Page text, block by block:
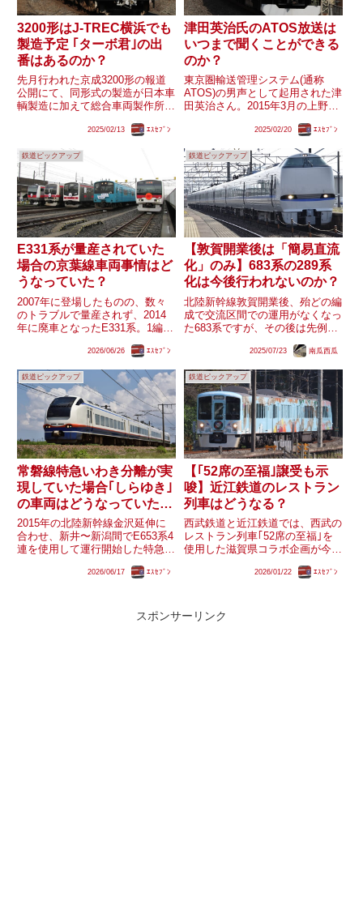
3200形はJ-TREC横浜でも
製造予定 ｢ターボ君｣の出
番はあるのか？
先月行われた京成3200形の報道
公開にて、同形式の製造が日本車
輌製造に加えて総合車両製作所
らかとなりました。過去実績から
られます。これまでJ-TREC横浜
(旧東急車輛製造)か...
2025/02/13 ｴｽｾﾌﾞﾝ
津田英治氏のATOS放送は
いつまで聞くことができる
のか？
東京圏輸送管理システム(通称
ATOS)の男声として起用された津
田英治さん。2015年3月の上野東
中一永さんのアナウンスへ更新し
更が進んでいます。更新開始から
10年程度が経ち、最近...
2025/02/20 ｴｽｾﾌﾞﾝ
鉄道ピックアップ
E331系が量産されていた
場合の京葉線車両事情はど
うなっていた？
2007年に登場したものの、数々
のトラブルで量産されず、2014
年に廃車となったE331系。1編成
の違いや先述のトラブル等で運用
15ヶ月程でした。もし仮にトラ
ブルが起こらず、E33...
2026/06/26 ｴｽｾﾌﾞﾝ
鉄道ピックアップ
【敦賀開業後は「簡易直流
化」のみ】683系の289系
化は今後行われないのか？
北陸新幹線敦賀開業後、殆どの編
成で交流区間での運用がなくなっ
た683系ですが、その後は先例が
く実施されず、「簡易直流化工
289系化は北陸新幹線金沢開業時
に特急「しらさぎ」の運用を離...
2025/07/23 南瓜西瓜
鉄道ピックアップ
常磐線特急いわき分離が実
現していた場合｢しらゆき｣
の車両はどうなっていたの
か？
2015年の北陸新幹線金沢延伸に
合わせ、新井〜新潟間でE653系4
連を使用して運行開始した特急
磐線の特急をいわき駅で分離した
2026/06/17 ｴｽｾﾌﾞﾝ
鉄道ピックアップ
【｢52席の至福｣譲受も示
唆】近江鉄道のレストラン
列車はどうなる？
西武鉄道と近江鉄道では、西武の
レストラン列車｢52席の至福｣を
使用した滋賀県コラボ企画が今月
組みを踏まえ、近江鉄道は将来的
ラン列車について｢現時点では...
2026/01/22 ｴｽｾﾌﾞﾝ
スポンサーリンク